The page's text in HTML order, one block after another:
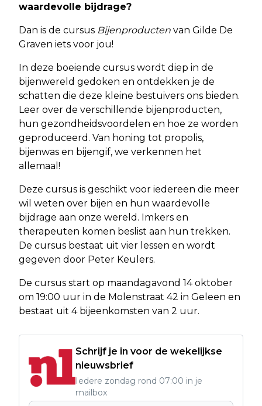
waardevolle bijdrage?
Dan is de cursus Bijenproducten van Gilde De
Graven iets voor jou!
In deze boeiende cursus wordt diep in de
bijenwereld gedoken en ontdekken je de
schatten die deze kleine bestuivers ons bieden.
Leer over de verschillende bijenproducten,
hun gezondheidsvoordelen en hoe ze worden
geproduceerd. Van honing tot propolis,
bijenwas en bijengif, we verkennen het
allemaal!
Deze cursus is geschikt voor iedereen die meer
wil weten over bijen en hun waardevolle
bijdrage aan onze wereld. Imkers en
therapeuten komen beslist aan hun trekken.
De cursus bestaat uit vier lessen en wordt
gegeven door Peter Keulers.
De cursus start op maandagavond 14 oktober
om 19:00 uur in de Molenstraat 42 in Geleen en
bestaat uit 4 bijeenkomsten van 2 uur.
Schrijf je in voor de wekelijkse
nieuwsbrief
Iedere zondag rond 07:00 in je
mailbox